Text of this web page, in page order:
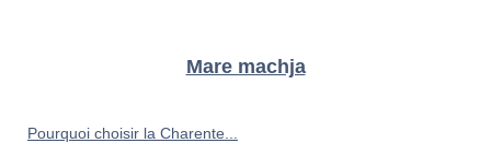
Mare machja
Pourquoi choisir la Charente...